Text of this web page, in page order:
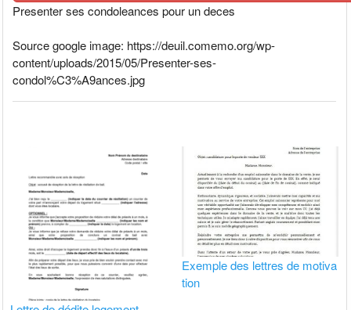
Presenter ses condoleances pour un deces
Source google image: https://deuil.comemo.org/wp-
content/uploads/2015/05/Presenter-ses-
condol%C3%A9ances.jpg
Exemple des lettres de motiva
tion